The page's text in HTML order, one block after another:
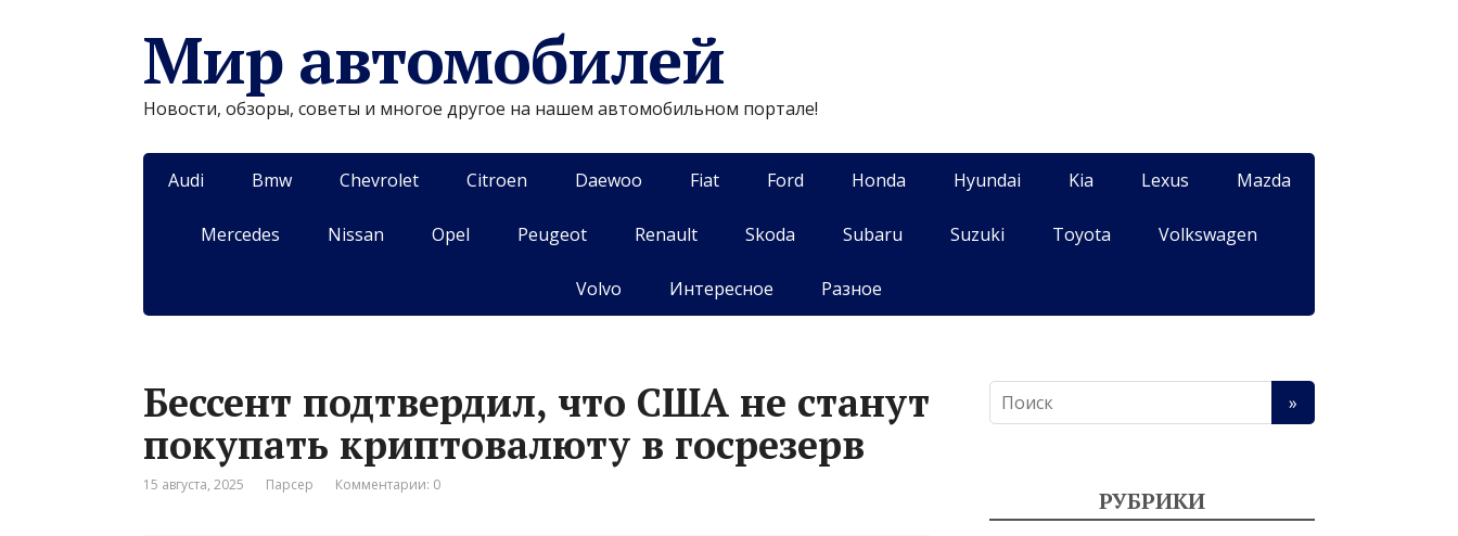
Мир автомобилей
Новости, обзоры, советы и многое другое на нашем автомобильном портале!
Audi Bmw Chevrolet Citroen Daewoo Fiat Ford Honda Hyundai Kia Lexus Mazda
Mercedes Nissan Opel Peugeot Renault Skoda Subaru Suzuki Toyota Volkswagen
Volvo Интересное Разное
Бессент подтвердил, что США не станут
покупать криптовалюту в госрезерв
15 августа, 2025 Парсер Комментарии: 0
РУБРИКИ